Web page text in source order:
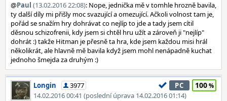
@Paul (13.02.2016 22:08): Nope, jednička mě v tomhle hrozně bavila,
ty další díly mi přišly moc svazující a omezující. Ačkoli volnost tam je,
pořád se snažím hry dohrávat co nejlíp to jde a tady jsem cítil
děsnou schizofrenii, kdy jsem si chtěl hru užít a zároveň ji "nejlíp"
dohrát :) takže Hitman je přesně ta hra, kde jsem každou misi hrál
několikrát, ale hlavně mě bavila když jsem mohl nenápadně kuchat
jednoho šmejda za druhým :)
Longin
3977
14.02.2016 00:41 (poslední úprava 14.02.2016 01:14)
PC 100